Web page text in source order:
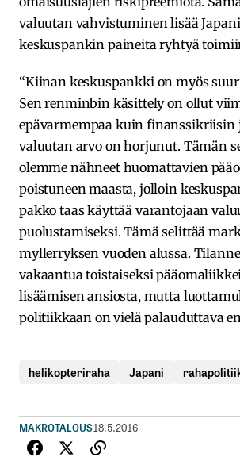
valuutan vahvistuminen lisää
keskuspankin paineita ryhtyä
“Kiinan keskuspankki on myös
Sen renminbin käsittely on ollut
epävarmempaa kuin finanssikriisin
valuutan arvo on horjunut. Tämän
olemme nähneet huomattavien
poistuneen maasta, jolloin
pakko taas käyttää varantojaan
puolustamiseksi. Tämä selittää
myllerryksen vuoden alussa.
vakaantua toistaiseksi
lisäämisen ansiosta, mutta
politiikkaan on vielä palauduttava
helikopteriraha Japani
MAKROTALOUS18.5.2016